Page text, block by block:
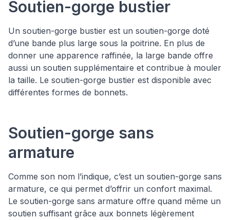
Soutien-gorge bustier
Un soutien-gorge bustier est un soutien-gorge doté
d’une bande plus large sous la poitrine. En plus de
donner une apparence raffinée, la large bande offre
aussi un soutien supplémentaire et contribue à mouler
la taille. Le soutien-gorge bustier est disponible avec
différentes formes de bonnets.
Soutien-gorge sans
armature
Comme son nom l’indique, c’est un soutien-gorge sans
armature, ce qui permet d’offrir un confort maximal.
Le soutien-gorge sans armature offre quand même un
soutien suffisant grâce aux bonnets légèrement